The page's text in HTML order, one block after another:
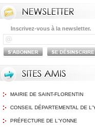
Inscrivez-vous à la newsletter.
MAIRIE DE SAINT-FLORENTIN
CONSEIL DÉPARTEMENTAL DE
PRÉFECTURE DE L'YONNE